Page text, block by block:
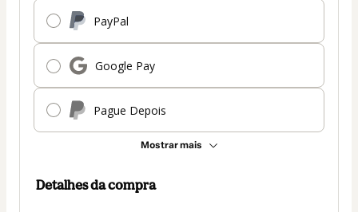
PayPal
Google Pay
Pague Depois
Mostrar mais
Detalhes da compra